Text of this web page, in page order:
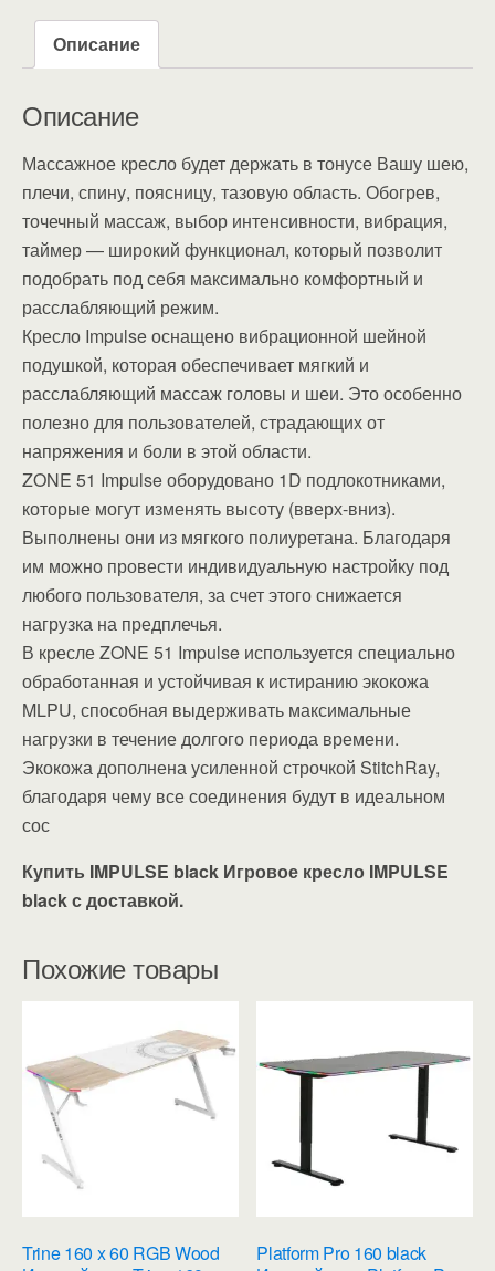
Описание
Описание
Массажное кресло будет держать в тонусе Вашу шею,
плечи, спину, поясницу, тазовую область. Обогрев,
точечный массаж, выбор интенсивности, вибрация,
таймер — широкий функционал, который позволит
подобрать под себя максимально комфортный и
расслабляющий режим.
Кресло Impulse оснащено вибрационной шейной
подушкой, которая обеспечивает мягкий и
расслабляющий массаж головы и шеи. Это особенно
полезно для пользователей, страдающих от
напряжения и боли в этой области.
ZONE 51 Impulse оборудовано 1D подлокотниками,
которые могут изменять высоту (вверх-вниз).
Выполнены они из мягкого полиуретана. Благодаря
им можно провести индивидуальную настройку под
любого пользователя, за счет этого снижается
нагрузка на предплечья.
В кресле ZONE 51 Impulse используется специально
обработанная и устойчивая к истиранию экокожа
MLPU, способная выдерживать максимальные
нагрузки в течение долгого периода времени.
Экокожа дополнена усиленной строчкой StitchRay,
благодаря чему все соединения будут в идеальном
сос
Купить IMPULSE black Игровое кресло IMPULSE
black с доставкой.
Похожие товары
Trine 160 x 60 RGB Wood
Platform Pro 160 black